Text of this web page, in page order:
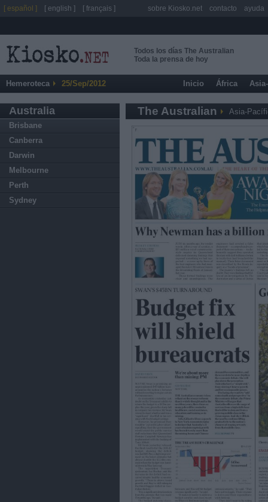
Todos los días The Australian
Toda la prensa de hoy
Hemeroteca 25/Sep/2012 Inicio África
Australia
Brisbane
Canberra
Darwin
Melbourne
Perth
Sydney
The Australian Asia-
[ español ] [ english ] [ français ] sobre Kiosko.net contacto ayuda